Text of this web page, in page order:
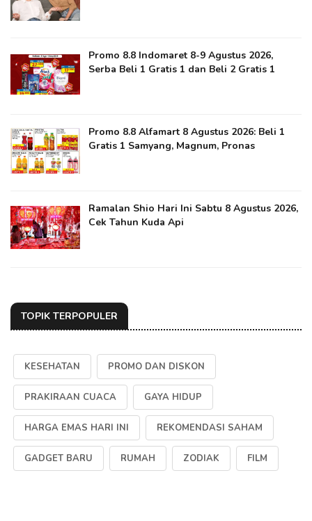
Promo 8.8 Indomaret 8-9 Agustus 2026,
Serba Beli 1 Gratis 1 dan Beli 2 Gratis 1
Promo 8.8 Alfamart 8 Agustus 2026: Beli 1
Gratis 1 Samyang, Magnum, Pronas
Ramalan Shio Hari Ini Sabtu 8 Agustus 2026,
Cek Tahun Kuda Api
TOPIK TERPOPULER
KESEHATAN PROMO DAN DISKON
PRAKIRAAN CUACA GAYA HIDUP
HARGA EMAS HARI INI REKOMENDASI SAHAM
GADGET BARU RUMAH ZODIAK FILM